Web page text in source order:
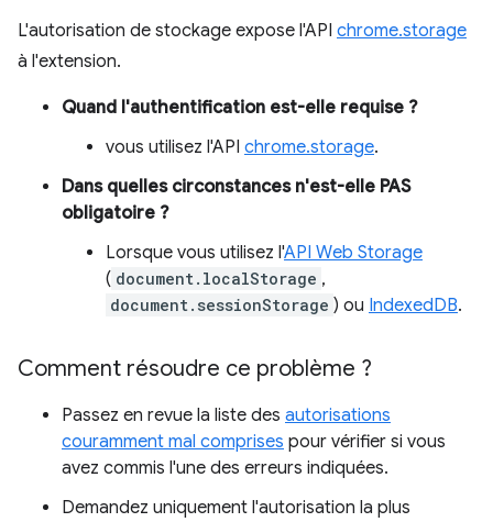
L'autorisation de stockage expose l'API chrome.storage
à l'extension.
Quand l'authentification est-elle requise ?
vous utilisez l'API chrome.storage.
Dans quelles circonstances n'est-elle PAS
obligatoire ?
Lorsque vous utilisez l'API Web Storage
( document.localStorage ,
document.sessionStorage ) ou IndexedDB.
Comment résoudre ce problème ?
Passez en revue la liste des autorisations
couramment mal comprises pour vérifier si vous
avez commis l'une des erreurs indiquées.
Demandez uniquement l'autorisation la plus